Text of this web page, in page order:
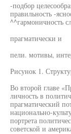
-подбор
правильность -
^^гармоничность
прагматически и
пели. мотивы,
Рисунок 1.
Во второй главе
личность в
прагматический
национально-
портрета
советской и